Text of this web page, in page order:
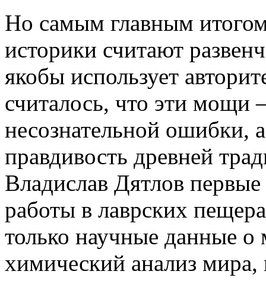
Но самым главным
историки считают
якобы использует
считалось, что эти мощи
несознательной ошибки,
правдивость древней
Владислав Дятлов
работы в лаврских
только научные данные
химический анализ мира,